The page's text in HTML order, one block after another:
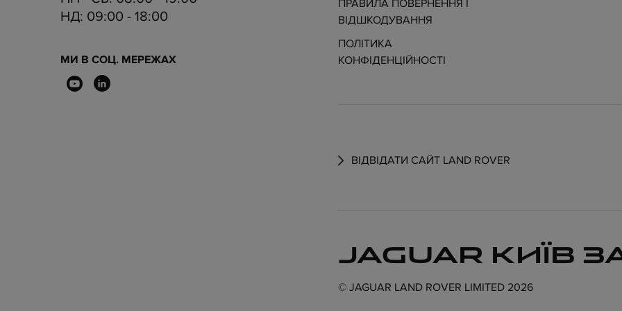
НД: 09:00 - 18:00
МИ В СОЦ. МЕРЕЖАХ
ПРАВИЛА ПОВЕРНЕННЯ І
ВІДШКОДУВАННЯ
ПОЛІТИКА
КОНФІДЕНЦІЙНОСТІ
ВІДВІДАТИ САЙТ LAND ROVER
JAGUAR КИЇВ
© JAGUAR LAND ROVER LIMITED 2026